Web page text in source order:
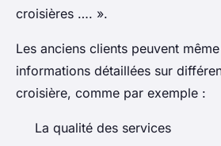
croisières …. ».
Les anciens clients peuvent
informations détaillées sur
croisière, comme par exemple :
La qualité des services